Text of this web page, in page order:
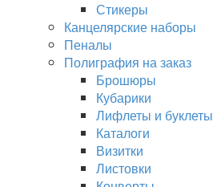
Стикеры
Канцелярские наборы
Пеналы
Полиграфия на заказ
Брошюры
Кубарики
Лифлеты и буклеты
Каталоги
Визитки
Листовки